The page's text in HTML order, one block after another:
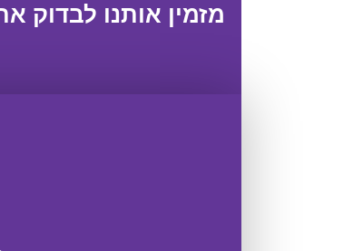
מזמין אותנו לבדוק